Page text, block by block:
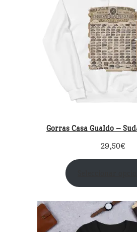
Gorras Casa Gualdo –
29,50€